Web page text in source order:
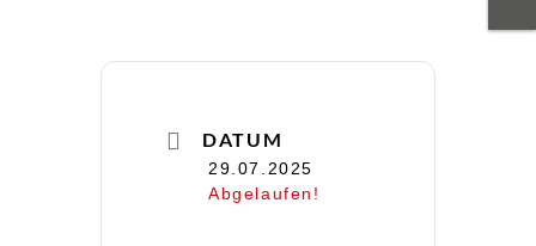
DATUM
29.07.2025
Abgelaufen!